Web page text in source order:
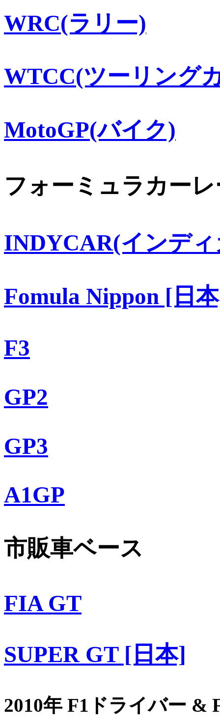
WRC(ラリー)
WTCC(ツーリング
MotoGP(バイク)
フォーミュラカー
INDYCAR(インデ
Fomula Nippon [日
F3
GP2
GP3
A1GP
市販車ベース
FIA GT
SUPER GT [日本]
2010年 F1ドライバー &